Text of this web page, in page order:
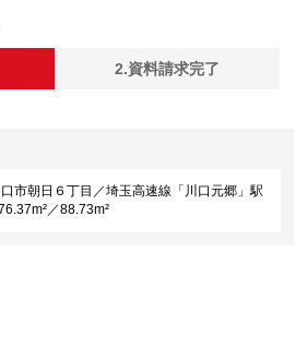
2.資料請求完了
市朝日６丁目／埼玉高速線「川口元郷」駅
／88.73m²